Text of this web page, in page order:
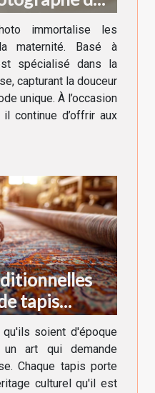
!
immortalise les
maternité. Basé à
spécialisé dans la
capturant la douceur
unique. À l’occasion
continue d’offrir aux
tapis
soient d'époque
art qui demande
Chaque tapis porte
culturel qu'il est